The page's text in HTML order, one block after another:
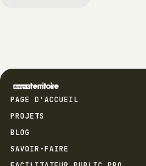
PAGE D'ACCUEIL
PROJETS
BLOG
SAVOIR-FAIRE